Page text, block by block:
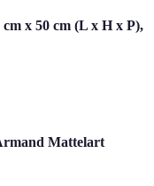
x 50 cm (L x H x P),
Mattelart